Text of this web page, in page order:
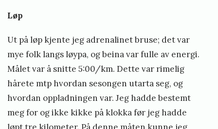
Løp
Ut på løp kjente jeg adrenalinet bruse; det var
mye folk langs løypa, og beina var fulle av energi.
Målet var å snitte 5:00/km. Dette var rimelig
hårete mtp hvordan sesongen utarta seg, og
hvordan oppladningen var. Jeg hadde bestemt
meg for og ikke kikke på klokka før jeg hadde